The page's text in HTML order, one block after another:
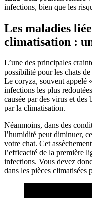
infections, bien que les
Les maladies
climatisation :
L’une des principales
possibilité pour les chats
Le coryza, souvent appelé «
infections les plus
causée par des virus et
par la climatisation.
Néanmoins, dans des
l’humidité peut diminuer,
votre chat. Cet
l’efficacité de la première
infections. Vous devez
dans les pièces climatisées